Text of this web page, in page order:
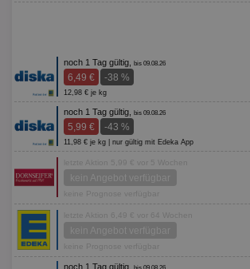
noch 1 Tag gültig, bis 09.08.26
6,49 € -38 %
12,98 € je kg
noch 1 Tag gültig, bis 09.08.26
5,99 € -43 %
11,98 € je kg | nur gültig mit Edeka App
letzte Aktion 5,99 € vor 5 Wochen
kein Angebot verfügbar
keine Prognose verfügbar
letzte Aktion 6,49 € vor 64 Wochen
kein Angebot verfügbar
keine Prognose verfügbar
noch 1 Tag gültig,